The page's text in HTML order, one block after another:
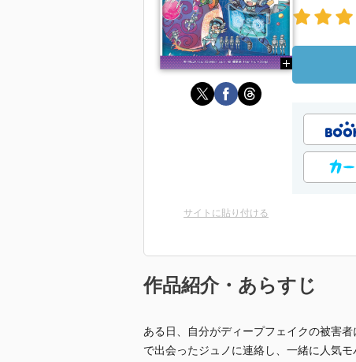
サイトに貼り付ける
作品紹介・あらすじ
ある日、自分がディープフェイクの被害
で出会ったジュノに連絡し、一緒に人気